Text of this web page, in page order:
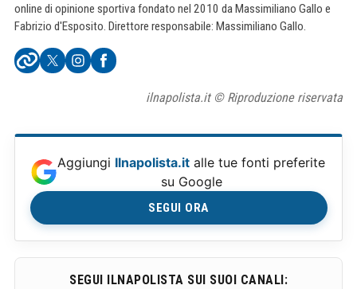
online di opinione sportiva fondato nel 2010 da Massimiliano Gallo e
Fabrizio d'Esposito. Direttore responsabile: Massimiliano Gallo.
ilnapolista.it © Riproduzione riservata
Aggiungi Ilnapolista.it alle tue fonti preferite
su Google
SEGUI ORA
SEGUI ILNAPOLISTA SUI SUOI CANALI: